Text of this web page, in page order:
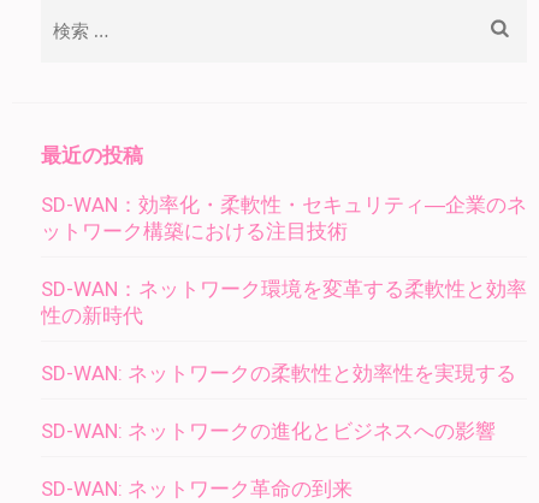
最近の投稿
SD-WAN：効率化・柔軟性・セキュリティ―企業のネ
ットワーク構築における注目技術
SD-WAN：ネットワーク環境を変革する柔軟性と効率
性の新時代
SD-WAN: ネットワークの柔軟性と効率性を実現する
SD-WAN: ネットワークの進化とビジネスへの影響
SD-WAN: ネットワーク革命の到来